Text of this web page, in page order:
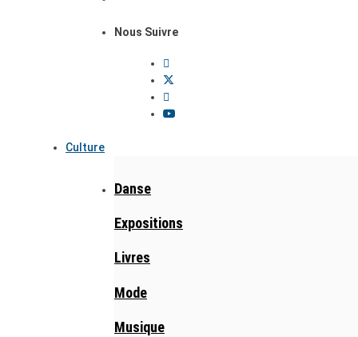
Nous Suivre
Culture
Danse
Expositions
Livres
Mode
Musique